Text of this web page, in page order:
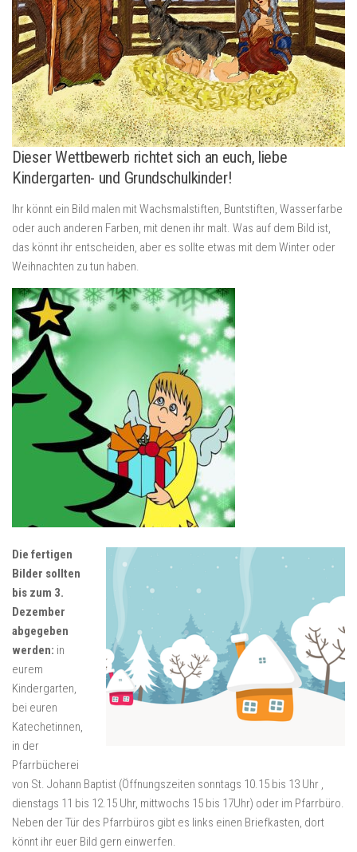
Dieser Wettbewerb richtet sich an euch, liebe
Kindergarten- und Grundschulkinder!
Ihr könnt ein Bild malen mit Wachsmalstiften, Buntstiften, Wasserfarbe
oder auch anderen Farben, mit denen ihr malt. Was auf dem Bild ist,
das könnt ihr entscheiden, aber es sollte etwas mit dem Winter oder
Weihnachten zu tun haben.
Die fertigen
Bilder sollten
bis zum 3.
Dezember
abgegeben
werden: in
eurem
Kindergarten,
bei euren
Katechetinnen,
in der
Pfarrbücherei
von St. Johann Baptist (Öffnungszeiten sonntags 10.15 bis 13 Uhr ,
dienstags 11 bis 12.15 Uhr, mittwochs 15 bis 17Uhr) oder im Pfarrbüro.
Neben der Tür des Pfarrbüros gibt es links einen Briefkasten, dort
könnt ihr euer Bild gern einwerfen.